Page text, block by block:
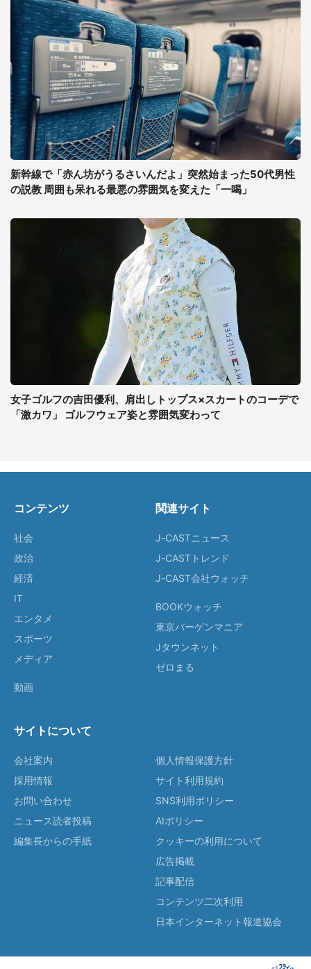
新幹線で「赤ん坊がうるさいんだよ」突然始まった50代男性
の説教 周囲も呆れる最悪の雰囲気を変えた「一喝」
女子ゴルフの吉田優利、肩出しトップス×スカートのコーデで
「激カワ」 ゴルフウェア姿と雰囲気変わって
コンテンツ
社会
政治
経済
IT
エンタメ
スポーツ
メディア
動画
関連サイト
J-CASTニュース
J-CASTトレンド
J-CAST会社ウォッチ
BOOKウォッチ
東京バーゲンマニア
Jタウンネット
ゼロまる
サイトについて
会社案内
採用情報
お問い合わせ
ニュース読者投稿
編集長からの手紙
個人情報保護方針
サイト利用規約
SNS利用ポリシー
AIポリシー
クッキーの利用について
広告掲載
記事配信
コンテンツ二次利用
日本インターネット報道協会